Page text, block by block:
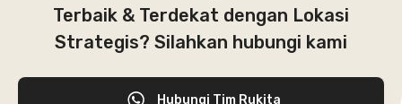
Terbaik & Terdekat dengan Lokasi
Strategis? Silahkan hubungi kami
Hubungi Tim Rukita